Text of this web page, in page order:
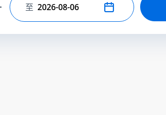
選擇結束日期
至